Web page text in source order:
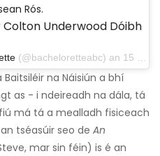
Rós.
Colton Underwood Dóibh
(@bacheloretteabc) an 15 Bealtaine 2019 ag 8:35 in PDT
na Náisiún a bhí
as - i ndeireadh na dála, tá
má tá a mealladh fisiceach
tséasúir seo de An
mar sin féin) is é an